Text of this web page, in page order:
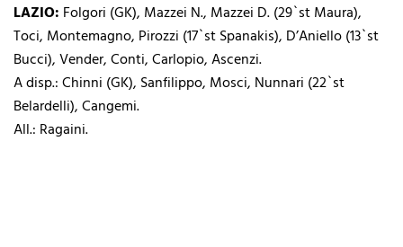
LAZIO: Folgori (GK), Mazzei N., Mazzei D. (29`st Maura),
Toci, Montemagno, Pirozzi (17`st Spanakis), D’Aniello (13`st
Bucci), Vender, Conti, Carlopio, Ascenzi.
A disp.: Chinni (GK), Sanfilippo, Mosci, Nunnari (22`st
Belardelli), Cangemi.
All.: Ragaini.